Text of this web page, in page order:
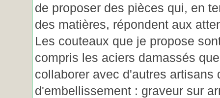
de proposer des pièces qui, en
des matières, répondent aux
Les couteaux que je propose
compris les aciers damassés
collaborer avec d'autres artisans
d'embellissement : graveur sur